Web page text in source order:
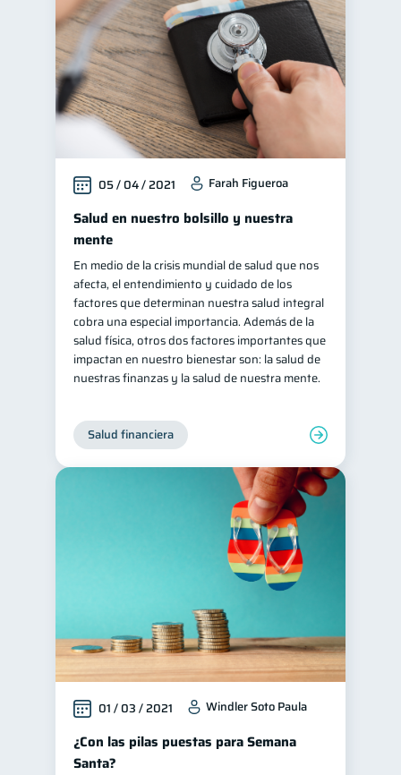
05 / 04 / 2021 Farah Figueroa
Salud en nuestro bolsillo y nuestra
mente
En medio de la crisis mundial de salud que nos
afecta, el entendimiento y cuidado de los
factores que determinan nuestra salud integral
cobra una especial importancia. Además de la
salud física, otros dos factores importantes que
impactan en nuestro bienestar son: la salud de
nuestras finanzas y la salud de nuestra mente.
Salud financiera
01 / 03 / 2021 Windler Soto Paula
¿Con las pilas puestas para Semana
Santa?